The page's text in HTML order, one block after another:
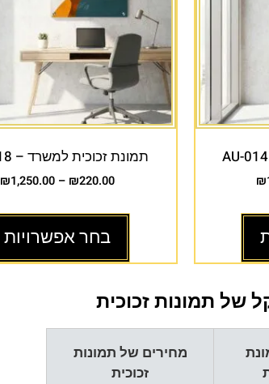
₪
תמונת זכוכית למשרד – AU-018
₪220.00
–
₪1,250.00
בחר אפשרויות
של תמונות זכוכית
מחירים של תמונות
זכוכית